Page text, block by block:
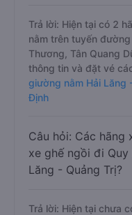
Trả lời: Hiện tại có 2
nằm trên tuyến
Thương, Tân Quang
thông tin và đặt vé
giường nằm Hải Lăng
Định
Câu hỏi: Các hãng
xe ghế ngồi đi
Lăng - Quảng Trị?
Trả lời: Hiện tại chưa